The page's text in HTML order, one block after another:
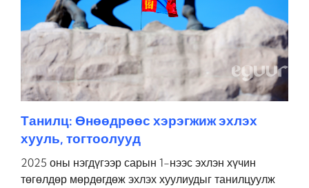
Танилц: Өнөөдрөөс хэрэгжиж эхлэх
хууль, тогтоолууд
2025 оны нэгдүгээр сарын 1-нээс эхлэн хүчин
төгөлдөр мөрдөгдөж эхлэх хуулиудыг танилцуулж